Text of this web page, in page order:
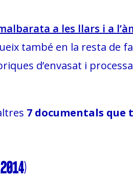
a les llars i a
també en la resta de
d’envasat i
7 documentals